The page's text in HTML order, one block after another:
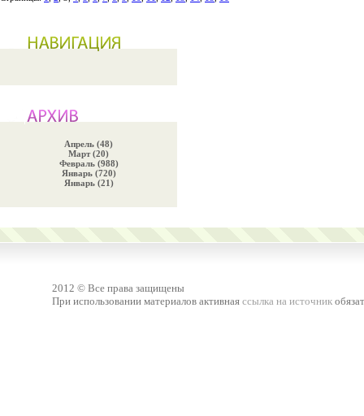
Апрель (48)
Март (20)
Февраль (988)
Январь (720)
Январь (21)
2012 © Все права защищены
При использовании материалов активная ссылка на источник